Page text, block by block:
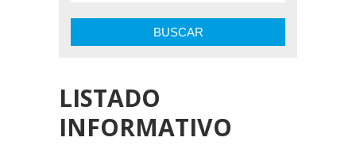
BUSCAR
LISTADO
INFORMATIVO